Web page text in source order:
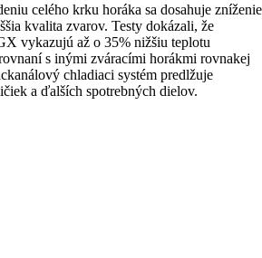
celého krku horáka sa dosahuje zníženie
kvalita zvarov. Testy dokázali, že
vykazujú až o 35% nižšiu teplotu
s inými zváracími horákmi rovnakej
chladiaci systém predlžuje
a ďalších spotrebných dielov.